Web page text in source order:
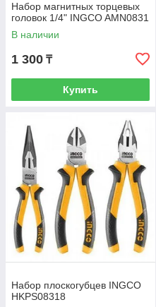
Набор магнитных торцевых
головок 1/4" INGCO AMN0831
В наличии
1 300 ₸
Купить
Набор плоскогубцев INGCO
HKPS08318